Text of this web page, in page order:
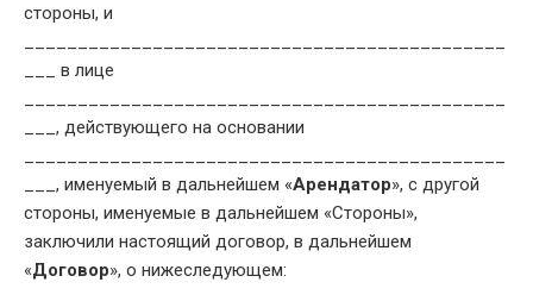
стороны, и
___ в лице
___, действующего на основании
___, именуемый в дальнейшем «Арендатор», с другой
стороны, именуемые в дальнейшем «Стороны»,
заключили настоящий договор, в дальнейшем
«Договор», о нижеследующем: